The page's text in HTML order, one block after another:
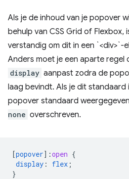
Als je de inhoud van je popover
behulp van CSS Grid of Flexbox,
verstandig om dit in een `<div>`-
Anders moet je een aparte regel
display aanpast zodra de
laag bevindt. Als je dit
popover standaard
none overschreven.
[popover] :open {
display : flex ;
}